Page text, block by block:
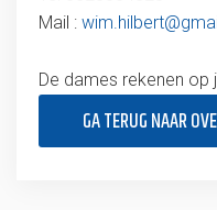
Mail :
De dames rekenen op
GA TERUG NAAR